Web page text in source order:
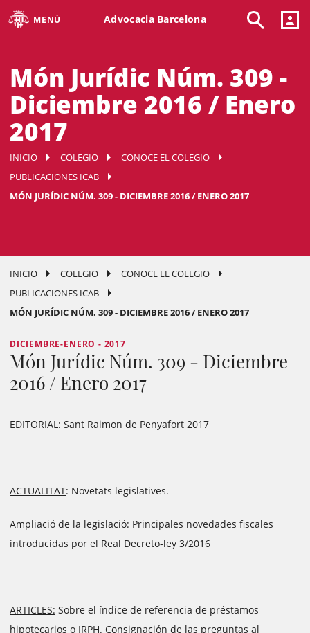
MENÚ Advocacia Barcelona
Món Jurídic Núm. 309 -
Diciembre 2016 / Enero
2017
INICIO COLEGIO
CONOCE EL COLEGIO
PUBLICACIONES ICAB
MÓN JURÍDIC NÚM. 309 - DICIEMBRE 2016 / ENERO 2017
INICIO COLEGIO
CONOCE EL COLEGIO
PUBLICACIONES ICAB
MÓN JURÍDIC NÚM. 309 - DICIEMBRE 2016 / ENERO 2017
DICIEMBRE-ENERO - 2017
Món Jurídic Núm. 309 - Diciembre
2016 / Enero 2017
EDITORIAL: Sant Raimon de Penyafort 2017
ACTUALITAT: Novetats legislatives.
Ampliació de la legislació: Principales novedades fiscales
introducidas por el Real Decreto-ley 3/2016
ARTICLES: Sobre el índice de referencia de préstamos
hipotecarios o IRPH. Consignación de las preguntas al